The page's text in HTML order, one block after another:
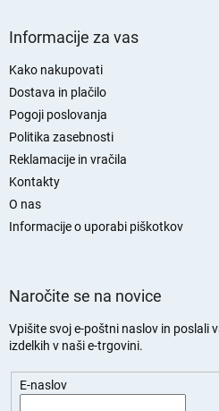
Informacije za vas
Kako nakupovati
Dostava in plačilo
Pogoji poslovanja
Politika zasebnosti
Reklamacije in vračila
Kontakty
O nas
Informacije o uporabi piškotkov
Naročite se na novice
Vpišite svoj e-poštni naslov in poslali
izdelkih v naši e-trgovini.
E-naslov